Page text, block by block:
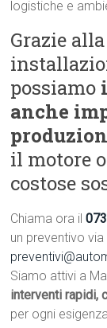
logistiche e
Grazie
possiamo
anche
il motore
costose
Chiama ora il
un preventivo
Siamo attivi a
interventi rapidi,
per ogni